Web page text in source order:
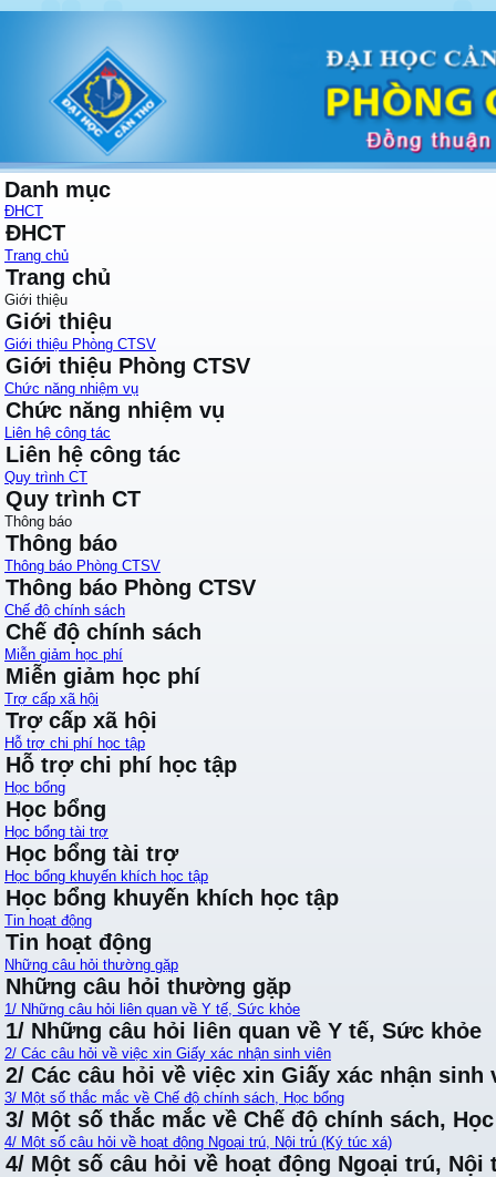
Danh mục
ĐHCT
ĐHCT
Trang chủ
Trang chủ
Giới thiệu
Giới thiệu
Giới thiệu Phòng CTSV
Giới thiệu Phòng CTSV
Chức năng nhiệm vụ
Chức năng nhiệm vụ
Liên hệ công tác
Liên hệ công tác
Quy trình CT
Quy trình CT
Thông báo
Thông báo
Thông báo Phòng CTSV
Thông báo Phòng CTSV
Chế độ chính sách
Chế độ chính sách
Miễn giảm học phí
Miễn giảm học phí
Trợ cấp xã hội
Trợ cấp xã hội
Hỗ trợ chi phí học tập
Hỗ trợ chi phí học tập
Học bổng
Học bổng
Học bổng tài trợ
Học bổng tài trợ
Học bổng khuyến khích học tập
Học bổng khuyến khích học tập
Tin hoạt động
Tin hoạt động
Những câu hỏi thường gặp
Những câu hỏi thường gặp
1/ Những câu hỏi liên quan về Y tế, Sức khỏe
1/ Những câu hỏi liên quan về Y tế, Sức khỏe
2/ Các câu hỏi về việc xin Giấy xác nhận sinh viên
2/ Các câu hỏi về việc xin Giấy xác nhận sinh
3/ Một số thắc mắc về Chế độ chính sách, Học bổng
3/ Một số thắc mắc về Chế độ chính sách,
4/ Một số câu hỏi về hoạt động Ngoại trú, Nội trú (Ký túc xá)
4/ Một số câu hỏi về hoạt động Ngoại trú, Nội